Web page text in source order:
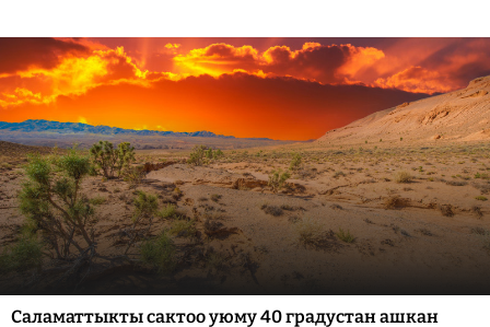
Саламаттыкты сактоо уюму 40 градустан ашкан